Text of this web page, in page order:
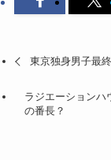
東京独身男子最
ラジエーションハ
の番長？